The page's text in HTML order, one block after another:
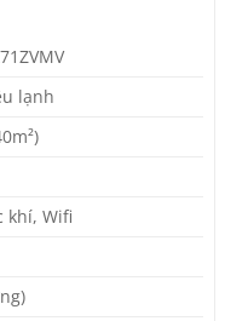
lạnh
khí, Wifi